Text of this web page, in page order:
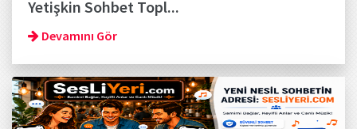
Yetişkin Sohbet Topl...
Devamını Gör